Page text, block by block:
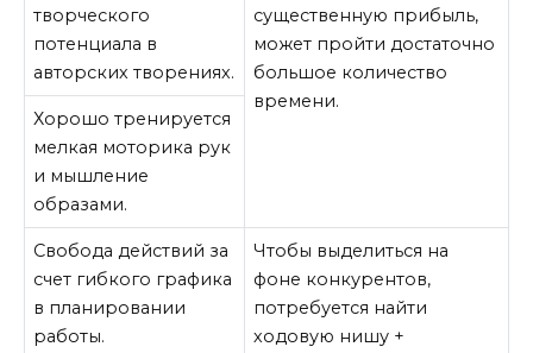
творческого
потенциала в
авторских творениях.
существенную прибыль,
может пройти достаточно
большое количество
времени.
Хорошо тренируется
мелкая моторика рук
и мышление
образами.
Свобода действий за
счет гибкого графика
в планировании
работы.
Чтобы выделиться на
фоне конкурентов,
потребуется найти
ходовую нишу +